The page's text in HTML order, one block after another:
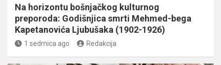
Na horizontu bošnjačkog kulturnog
preporoda: Godišnjica smrti Mehmed-bega
Kapetanovića Ljubušaka (1902-1926)
1 sedmica ago Redakcija